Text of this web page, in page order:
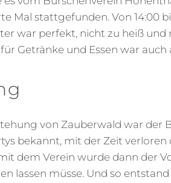
Mal stattgefunden. Von 14:00
war perfekt, nicht zu heiß und
Getränke und Essen war
von Zauberwald war der
bekannt, mit der Zeit verloren
dem Verein wurde dann der
lassen müsse. Und so